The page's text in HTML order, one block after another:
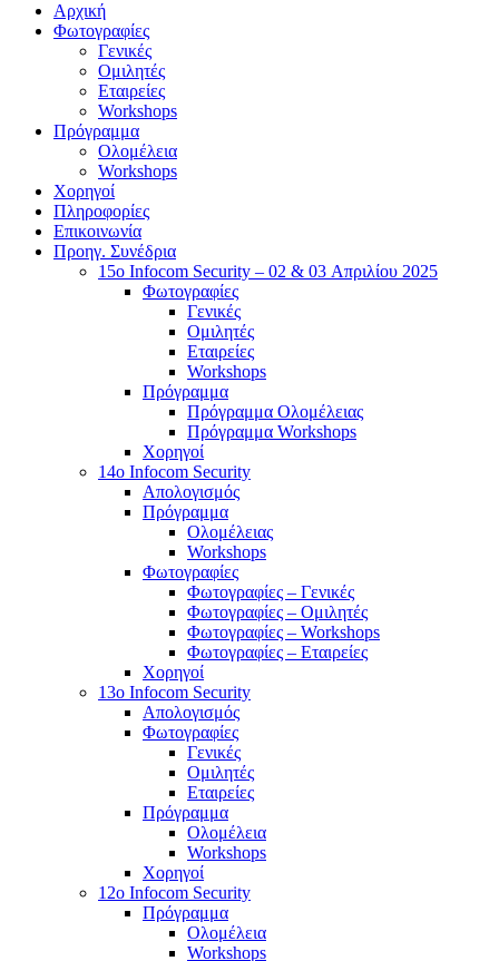
Αρχική
Φωτογραφίες
Γενικές
Ομιλητές
Εταιρείες
Workshops
Πρόγραμμα
Ολομέλεια
Workshops
Χορηγοί
Πληροφορίες
Επικοινωνία
Προηγ. Συνέδρια
15o Infocom Security – 02 & 03 Απριλίου 2025
Φωτογραφίες
Γενικές
Ομιλητές
Εταιρείες
Workshops
Πρόγραμμα
Πρόγραμμα Ολομέλειας
Πρόγραμμα Workshops
Χορηγοί
14o Infocom Security
Απολογισμός
Πρόγραμμα
Ολομέλειας
Workshops
Φωτογραφίες
Φωτογραφίες – Γενικές
Φωτογραφίες – Ομιλητές
Φωτογραφίες – Workshops
Φωτογραφίες – Εταιρείες
Χορηγοί
13o Infocom Security
Απολογισμός
Φωτογραφίες
Γενικές
Ομιλητές
Εταιρείες
Πρόγραμμα
Ολομέλεια
Workshops
Χορηγοί
12o Infocom Security
Πρόγραμμα
Ολομέλεια
Workshops